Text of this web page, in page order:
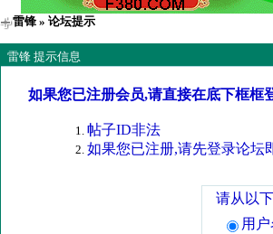
雷锋 » 论坛提示
雷锋 提示信息
如果您已注册会员,请直接在底下框框
帖子ID非法
如果您已注册,请先登录论坛
请从以
用户